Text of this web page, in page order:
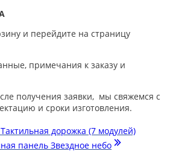
и перейдите на страницу
примечания к заказу и
получения заявки, мы свяжемся с
и сроки изготовления.
Тактильная дорожка (7 модулей)
панель Звездное небо